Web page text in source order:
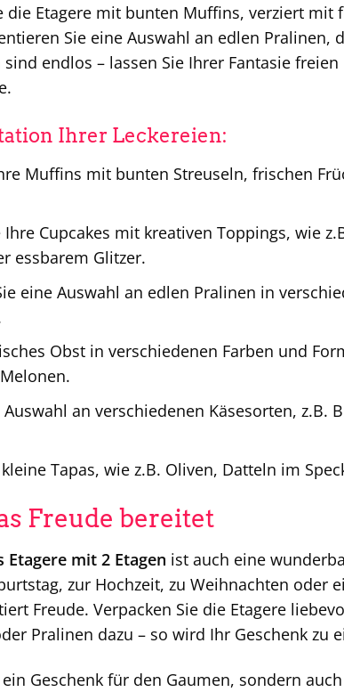
die Etagere mit bunten Muffins, verziert mit
Sie eine Auswahl an edlen Pralinen,
endlos – lassen Sie Ihrer Fantasie
Ihrer Leckereien:
Muffins mit bunten Streuseln, frischen
Ihre Cupcakes mit kreativen Toppings, wie
essbarem Glitzer.
eine Auswahl an edlen Pralinen in
Obst in verschiedenen Farben und
Auswahl an verschiedenen Käsesorten, z.B.
Tapas, wie z.B. Oliven, Datteln im
Freude bereitet
Etagere mit 2 Etagen ist auch eine
zur Hochzeit, zu Weihnachten oder
Freude. Verpacken Sie die Etagere
Pralinen dazu – so wird Ihr Geschenk zu
Geschenk für den Gaumen, sondern